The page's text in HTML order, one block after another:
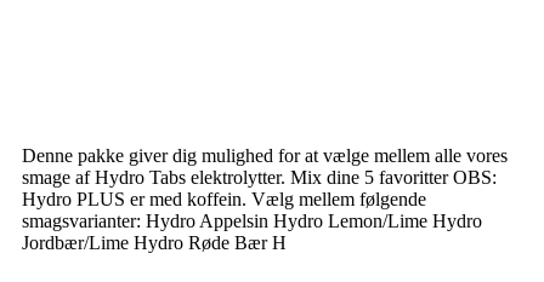
Denne pakke giver dig mulighed for at vælge mellem alle vores
smage af Hydro Tabs elektrolytter. Mix dine 5 favoritter OBS:
Hydro PLUS er med koffein. Vælg mellem følgende
smagsvarianter: Hydro Appelsin Hydro Lemon/Lime Hydro
Jordbær/Lime Hydro Røde Bær H